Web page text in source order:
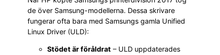
de över Samsung-modellerna. Dessa skrivare
fungerar ofta bara med Samsungs gamla Unified
Linux Driver (ULD):
Stödet är föråldrat – ULD uppdaterades